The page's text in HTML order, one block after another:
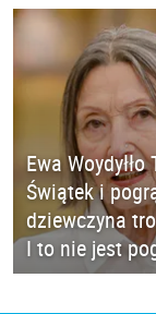
Ewa
Świątek i
dziewczyna
I to nie jest